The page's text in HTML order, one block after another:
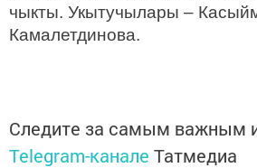
чыкты. Укытучылары –
Камалетдинова.
Следите за самым важным
Telegram-канале Татмедиа